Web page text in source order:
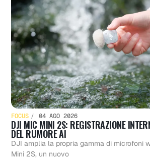
FOCUS 04 AGO 2026
DJI MIC MINI 2S: REGISTRAZIONE
DEL RUMORE AI
DJI amplia la propria gamma di microfoni
Mini 2S, un nuovo